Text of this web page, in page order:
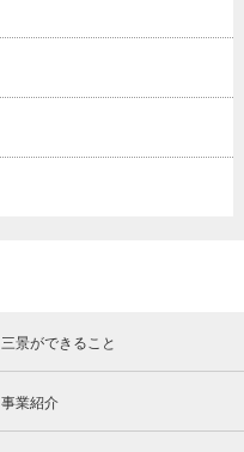
三景ができること
事業紹介